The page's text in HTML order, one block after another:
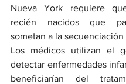
Nueva York requiere
recién nacidos que
sometan a la
Los médicos utilizan el
detectar enfermedades
beneficiarían del